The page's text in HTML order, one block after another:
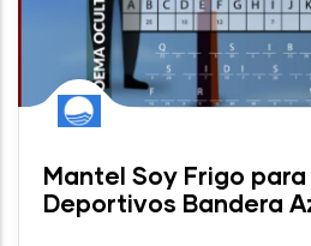
Mantel Soy Frigo
Deportivos Bandera